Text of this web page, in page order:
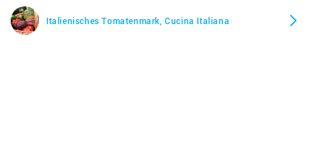
Italienisches Tomatenmark, Cucina Italiana